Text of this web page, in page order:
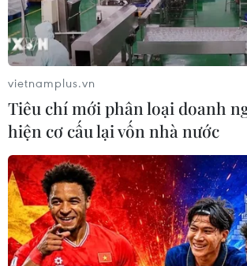
chí, truyền thông trong nước,
đổi, hợp tác với tỉnh./.
vietnamplus.vn
Tiêu chí mới phân loại doanh
hiện cơ cấu lại vốn nhà nước